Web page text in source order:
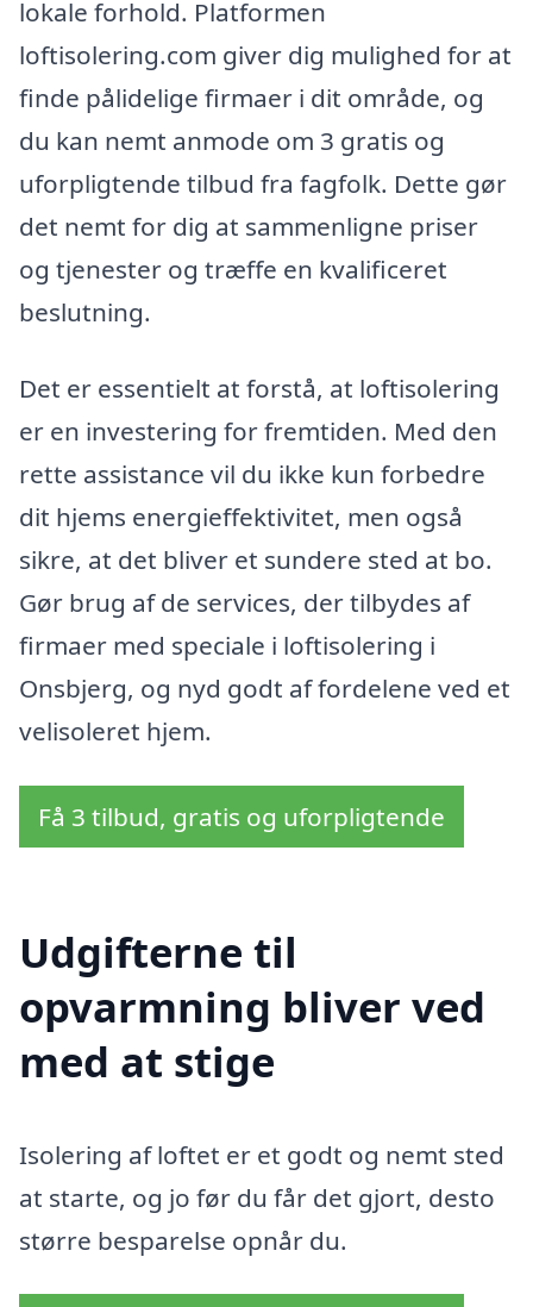
lokale forhold. Platformen
loftisolering.com giver dig mulighed for at
finde pålidelige firmaer i dit område, og
du kan nemt anmode om 3 gratis og
uforpligtende tilbud fra fagfolk. Dette gør
det nemt for dig at sammenligne priser
og tjenester og træffe en kvalificeret
beslutning.
Det er essentielt at forstå, at loftisolering
er en investering for fremtiden. Med den
rette assistance vil du ikke kun forbedre
dit hjems energieffektivitet, men også
sikre, at det bliver et sundere sted at bo.
Gør brug af de services, der tilbydes af
firmaer med speciale i loftisolering i
Onsbjerg, og nyd godt af fordelene ved et
velisoleret hjem.
Få 3 tilbud, gratis og uforpligtende
Udgifterne til
opvarmning bliver ved
med at stige
Isolering af loftet er et godt og nemt sted
at starte, og jo før du får det gjort, desto
større besparelse opnår du.